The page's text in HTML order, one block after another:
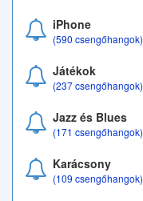
iPhone
(590 csengőhangok)
Játékok
(237 csengőhangok)
Jazz és Blues
(171 csengőhangok)
Karácsony
(109 csengőhangok)